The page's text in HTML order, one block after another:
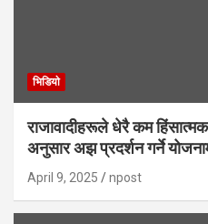
भिडियाे
राजावादीहरूले धेरै कम
अनुसार अझ प्रदर्शन गर्ने
April 9, 2025 npost